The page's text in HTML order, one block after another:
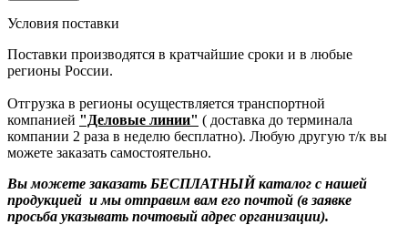
Условия поставки
Поставки производятся в кратчайшие сроки и в любые
регионы России.
Отгрузка в регионы осуществляется транспортной
компанией "Деловые линии" ( доставка до терминала
компании 2 раза в неделю бесплатно). Любую другую т/к вы
можете заказать самостоятельно.
Вы можете заказать БЕСПЛАТНЫЙ каталог с нашей
продукцией и мы отправим вам его почтой (в заявке
просьба указывать почтовый адрес организации).